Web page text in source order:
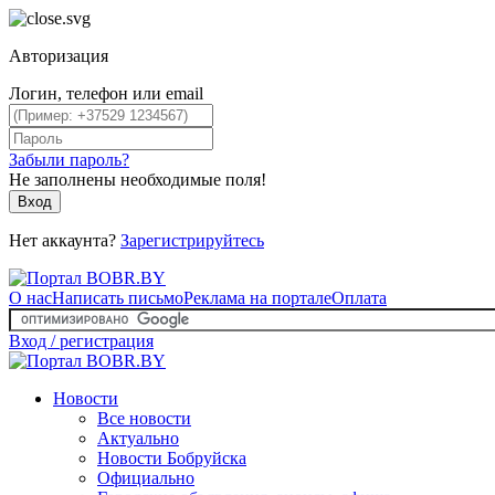
Авторизация
Логин, телефон или email
Забыли пароль?
Не заполнены необходимые поля!
Вход
Нет аккаунта? Зарегистрируйтесь
О насНаписать письмоРеклама на порталеОплата
Вход / регистрация
Новости
Все новости
Актуально
Новости Бобруйска
Официально